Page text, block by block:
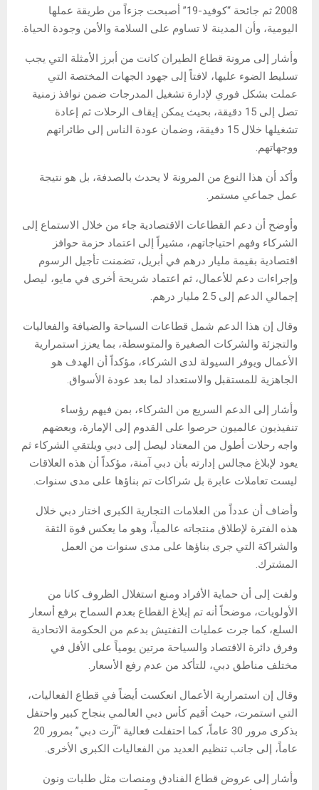
2008 ثم جائحة “كوفيد-19” أصبحت جزءاً من طريقة عملها
اليومية، وأن المدينة لا تساوم على السلامة والأمن وجودة الحياة.
وأشار إلى مرونة قطاع الطيران كانت من أبرز الأمثلة التي يجب
تسليط الضوء عليها، لافتاً إلى جهود الجهات المختصة التي
عملت بشكل فوري لإدارة تشغيل المدرجات ضمن نوافذ زمنية
تصل إلى 15 دقيقة، بحيث يمكن إيقاف الرحلات ثم إعادة
تشغيلها خلال 15 دقيقة، وضمان عودة الناس إلى طائراتهم
ووجهاتهم.
وأكد أن هذا النوع من المرونة لا يحدث بالصدفة، بل هو نتيجة
عمل جماعي مستمر.
وأوضح أن دعم القطاعات الاقتصادية جاء من خلال الاستماع إلى
الشركاء وفهم احتياجاتهم، مشيراً إلى اعتماد حزمة حوافز
اقتصادية بقيمة مليار درهم في أبريل، تضمنت تأجيل الرسوم
وإجراءات دعم للأعمال، ثم اعتماد شريحة أخرى في مايو، ليصل
إجمالي الدعم إلى 2.5 مليار درهم.
وقال إن هذا الدعم شمل قطاعات السياحة والضيافة والفعاليات
والتجزئة والشركات الصغيرة والمتوسطة، بما يعزز استمرارية
الأعمال ويوفر السيولة لدى الشركاء، مؤكداً أن الهدف هو
الجاهزية للمستقبل والاستعداد لما بعد عودة الأسواق.
وأشار إلى الدعم السريع من الشركاء، بمن فيهم رؤساء
تنفيذيون عالميون حرصوا على القدوم إلى الإمارة، وبعضهم
واجه رحلات أطول من المعتاد ليصل إلى دبي ويلتقي الشركاء ثم
يعود لإبلاغ مجالس إدارته بأن دبي آمنة، مؤكداً أن هذه العلاقات
ليست تعاملات عابرة بل شراكات تم بناؤها على مدى سنوات.
وأضاف أن عدداً من العلامات التجارية الكبرى اختار دبي خلال
هذه الفترة لإطلاق منتجاته عالمياً، وهو ما يعكس قوة الثقة
والشراكة التي جرى بناؤها على مدى سنوات من العمل
المشترك.
ولفت إلى أن حماية الأفراد ومنع استغلال الظروف كانا من
الأولويات، موضحاً أنه تم إبلاغ القطاع بعدم السماح برفع أسعار
السلع، كما جرت عمليات التفتيش بدعم من الحكومة الاتحادية
وفرق دائرة الاقتصاد والسياحة مرتين يومياً على الأقل في
مختلف مناطق دبي، للتأكد من عدم رفع الأسعار.
وقال إن استمرارية الأعمال انعكست أيضاً في قطاع الفعاليات،
التي استمرت، حيث أقيم كأس دبي العالمي بنجاح كبير واحتفل
بذكرى مرور 30 عاماً، كما احتفلت فعالية “آرت دبي” بمرور 20
عاماً، إلى جانب تنظيم العديد من الفعاليات الكبرى الأخرى.
وأشار إلى عروض قطاع الفنادق ومنصات مثل طلبات ونون